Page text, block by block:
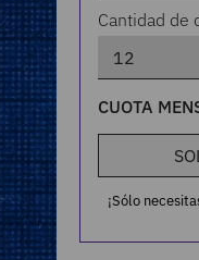
Cantidad de
CUOTA
¡Sólo